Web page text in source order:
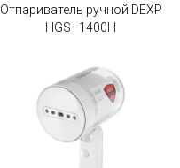
Отпариватель ручной DEXP
HGS–1400H